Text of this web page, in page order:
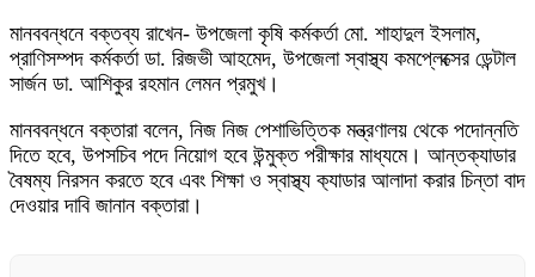
মানববন্ধনে বক্তব্য রাখেন- উপজেলা কৃষি কর্মকর্তা মো. শাহাদুল ইসলাম,
প্রাণিসম্পদ কর্মকর্তা ডা. রিজভী আহমেদ, উপজেলা স্বাস্থ্য কমপ্লেক্সের ডেন্টাল
সার্জন ডা. আশিকুর রহমান লেমন প্রমুখ।
মানববন্ধনে বক্তারা বলেন, নিজ নিজ পেশাভিত্তিক মন্ত্রণালয় থেকে পদোন্নতি
দিতে হবে, উপসচিব পদে নিয়োগ হবে উন্মুক্ত পরীক্ষার মাধ্যমে। আন্তক্যাডার
বৈষম্য নিরসন করতে হবে এবং শিক্ষা ও স্বাস্থ্য ক‍্যাডার আলাদা করার চিন্তা বাদ
দেওয়ার দাবি জানান বক্তারা।